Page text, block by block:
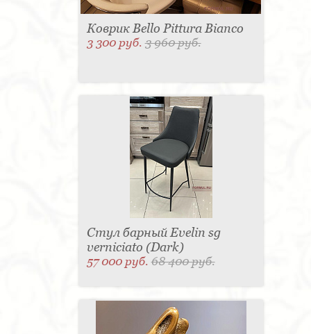
Коврик Bello Pittura Bianco
3 300 руб.3 960 руб.
Стул барный Evelin sg
verniciato (Dark)
57 000 руб.68 400 руб.